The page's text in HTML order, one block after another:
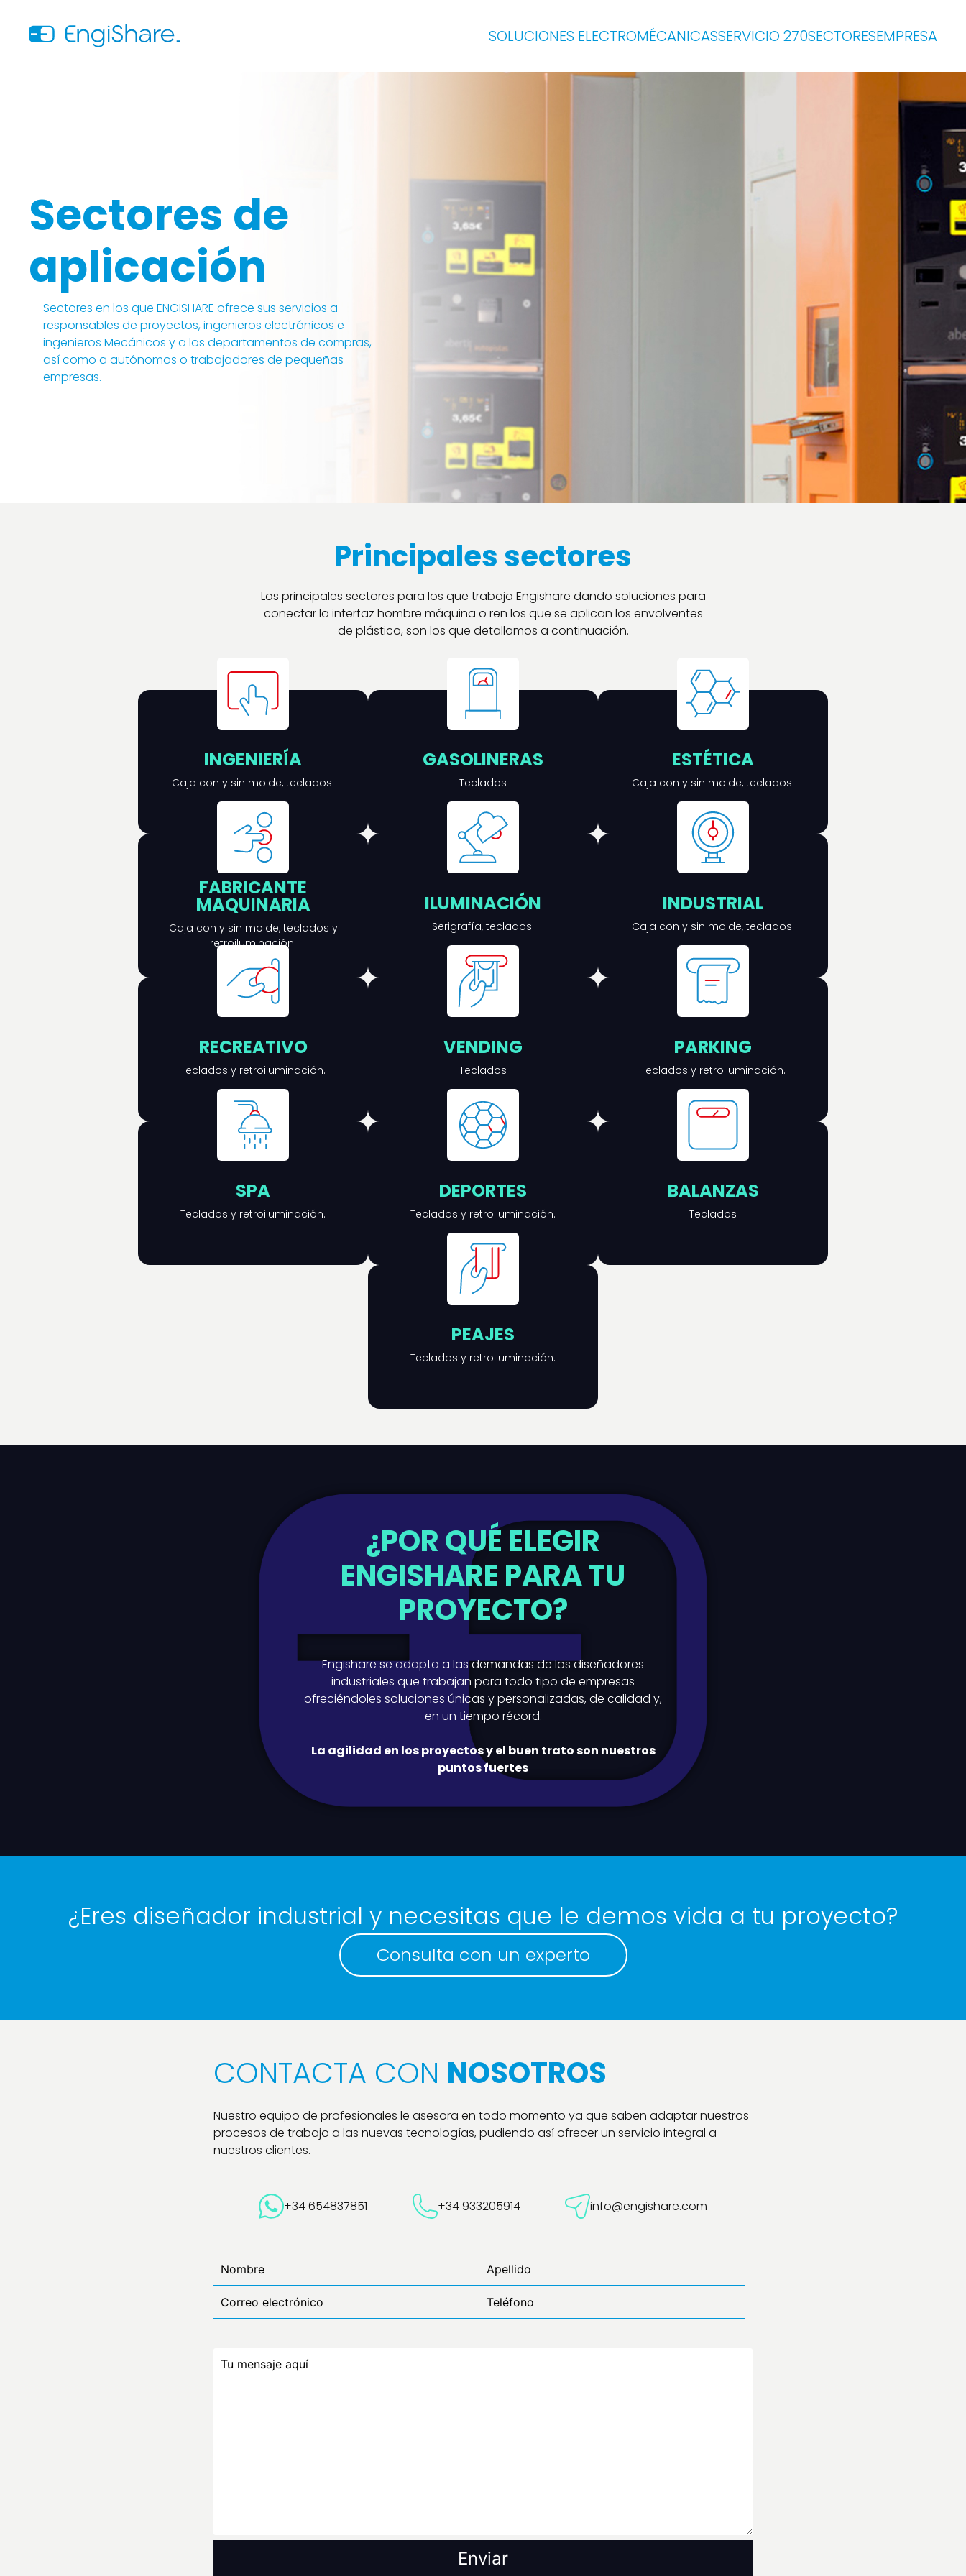
SOLUCIONES ELECTROMÉCANICASSERVICIO 270SECTORESEMPRESA
Sectores de
aplicación
Sectores en los que ENGISHARE ofrece sus servicios a
responsables de proyectos, ingenieros electrónicos e
ingenieros Mecánicos y a los departamentos de compras,
así como a autónomos o trabajadores de pequeñas
empresas.
Principales sectores
Los principales sectores para los que trabaja Engishare dando soluciones para
conectar la interfaz hombre máquina o ren los que se aplican los envolventes
de plástico, son los que detallamos a continuación.
INGENIERÍA
Caja con y sin molde, teclados.
GASOLINERAS
Teclados
ESTÉTICA
Caja con y sin molde, teclados.
FABRICANTE
MAQUINARIA
Caja con y sin molde, teclados y
retroiluminación.
ILUMINACIÓN
Serigrafía, teclados.
INDUSTRIAL
Caja con y sin molde, teclados.
RECREATIVO
Teclados y retroiluminación.
VENDING
Teclados
PARKING
Teclados y retroiluminación.
SPA
Teclados y retroiluminación.
DEPORTES
Teclados y retroiluminación.
BALANZAS
Teclados
PEAJES
Teclados y retroiluminación.
¿POR QUÉ ELEGIR
ENGISHARE PARA TU
PROYECTO?
Engishare se adapta a las demandas de los diseñadores
industriales que trabajan para todo tipo de empresas
ofreciéndoles soluciones únicas y personalizadas, de calidad y,
en un tiempo récord.
La agilidad en los proyectos y el buen trato son nuestros
puntos fuertes
¿Eres diseñador industrial y necesitas que le demos vida a tu proyecto?
Consulta con un experto
CONTACTA CON NOSOTROS
Nuestro equipo de profesionales le asesora en todo momento ya que saben adaptar nuestros
procesos de trabajo a las nuevas tecnologías, pudiendo así ofrecer un servicio integral a
nuestros clientes.
+34 654837851 +34 933205914 info@engishare.com